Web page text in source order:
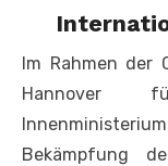
Im Rahmen der
Hannover
Bekämpfung